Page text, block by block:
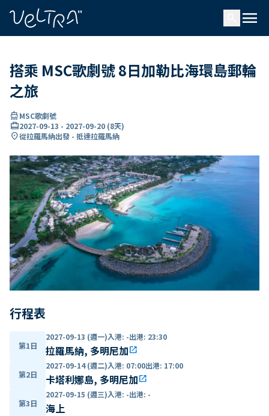
menu
搭乘 MSC歌劇號 8日加勒比海環島郵輪
之旅
directions_boatMSC歌劇號
card_travel2027-09-13 - 2027-09-20 (8天)
location_on從拉羅馬納出發 - 抵達拉羅馬納
行程表
第1日
2027-09-13 (週一)入港: -出港: 23:30
拉羅馬納, 多明尼加open_in_new
第2日
2027-09-14 (週二)入港: 07:00出港: 17:00
卡塔利娜島, 多明尼加open_in_new
第3日
2027-09-15 (週三)入港: -出港: -
海上